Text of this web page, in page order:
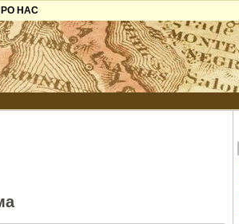
НАС
Партнерам
готель